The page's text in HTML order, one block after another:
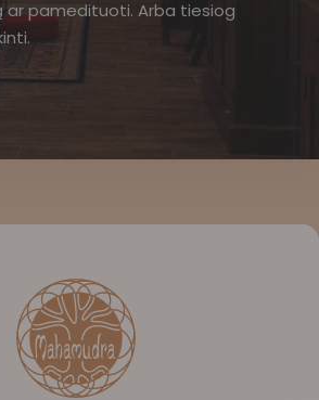
ar pamedituoti. Arba tiesiog